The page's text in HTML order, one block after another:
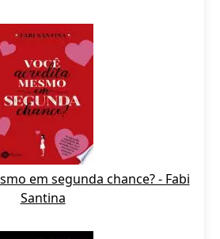
em segunda chance? - Fabi
Santina